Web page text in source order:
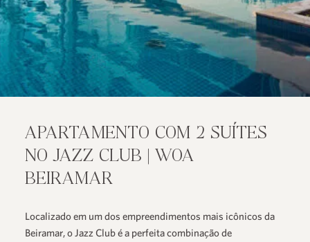
APARTAMENTO COM 2 SUÍTES
NO JAZZ CLUB | WOA
BEIRAMAR
Localizado em um dos empreendimentos mais icônicos da
Beiramar, o Jazz Club é a perfeita combinação de